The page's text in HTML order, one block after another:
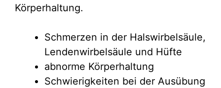
Körperhaltung.
Schmerzen in der Halswirbelsäule,
Lendenwirbelsäule und Hüfte
abnorme Körperhaltung
Schwierigkeiten bei der Ausübung